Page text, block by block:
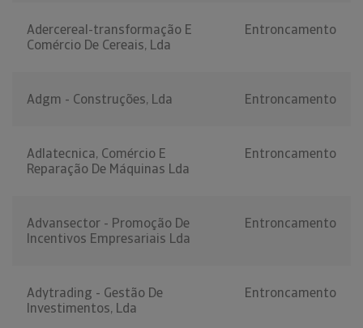
Adercereal-transformação E
Comércio De Cereais, Lda
Entroncamento
Adgm - Construções, Lda Entroncamento
Adlatecnica, Comércio E
Reparação De Máquinas Lda
Entroncamento
Advansector - Promoção De
Incentivos Empresariais Lda
Entroncamento
Adytrading - Gestão De
Investimentos, Lda
Entroncamento